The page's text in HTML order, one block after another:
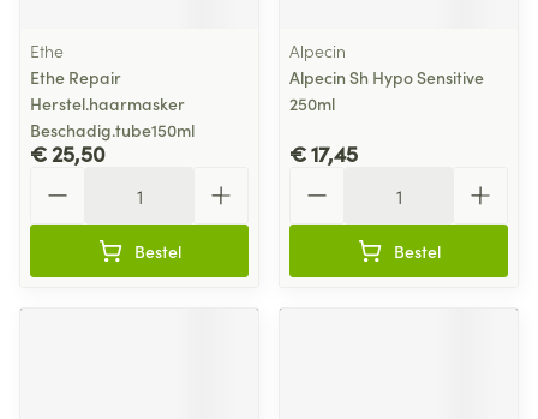
Ethe
Ethe Repair
Herstel.haarmasker
Beschadig.tube150ml
€ 25,50
Bestel
Alpecin
Alpecin Sh Hypo Sensitive
250ml
€ 17,45
Bestel